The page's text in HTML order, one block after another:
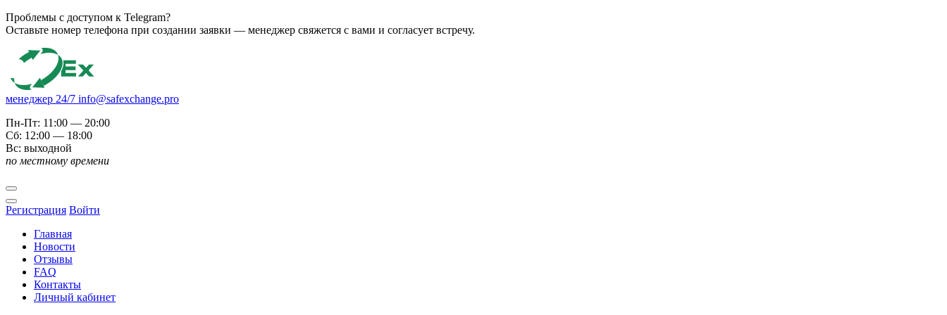
Проблемы с доступом к Telegram?
Оставьте номер телефона при создании заявки — менеджер свяжется с вами и согласует встречу.
менеджер 24/7 info@safexchange.pro
Пн-Пт: 11:00 — 20:00
Сб: 12:00 — 18:00
Вс: выходной
по местному времени
Регистрация Войти
Главная
Новости
Отзывы
FAQ
Контакты
Личный кабинет